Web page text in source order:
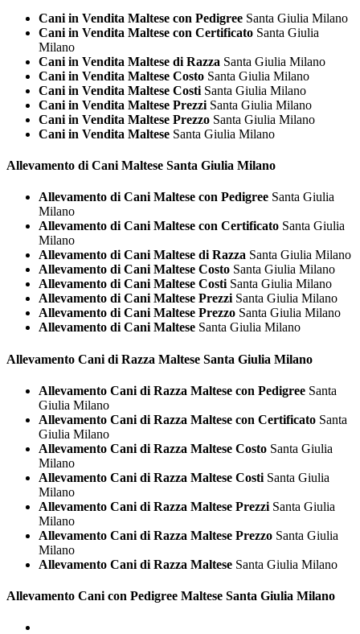
Cani in Vendita Maltese con Pedigree Santa Giulia Milano
Cani in Vendita Maltese con Certificato Santa Giulia
Milano
Cani in Vendita Maltese di Razza Santa Giulia Milano
Cani in Vendita Maltese Costo Santa Giulia Milano
Cani in Vendita Maltese Costi Santa Giulia Milano
Cani in Vendita Maltese Prezzi Santa Giulia Milano
Cani in Vendita Maltese Prezzo Santa Giulia Milano
Cani in Vendita Maltese Santa Giulia Milano
Allevamento di Cani Maltese Santa Giulia Milano
Allevamento di Cani Maltese con Pedigree Santa Giulia
Milano
Allevamento di Cani Maltese con Certificato Santa Giulia
Milano
Allevamento di Cani Maltese di Razza Santa Giulia Milano
Allevamento di Cani Maltese Costo Santa Giulia Milano
Allevamento di Cani Maltese Costi Santa Giulia Milano
Allevamento di Cani Maltese Prezzi Santa Giulia Milano
Allevamento di Cani Maltese Prezzo Santa Giulia Milano
Allevamento di Cani Maltese Santa Giulia Milano
Allevamento Cani di Razza Maltese Santa Giulia Milano
Allevamento Cani di Razza Maltese con Pedigree Santa
Giulia Milano
Allevamento Cani di Razza Maltese con Certificato Santa
Giulia Milano
Allevamento Cani di Razza Maltese Costo Santa Giulia
Milano
Allevamento Cani di Razza Maltese Costi Santa Giulia
Milano
Allevamento Cani di Razza Maltese Prezzi Santa Giulia
Milano
Allevamento Cani di Razza Maltese Prezzo Santa Giulia
Milano
Allevamento Cani di Razza Maltese Santa Giulia Milano
Allevamento Cani con Pedigree Maltese Santa Giulia Milano